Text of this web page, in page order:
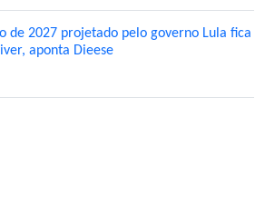
de 2027 projetado pelo governo Lula fica
aponta Dieese